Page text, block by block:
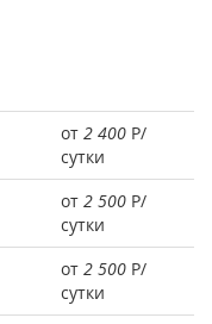
от 2 400 Р/
сутки
от 2 500 Р/
сутки
от 2 500 Р/
сутки